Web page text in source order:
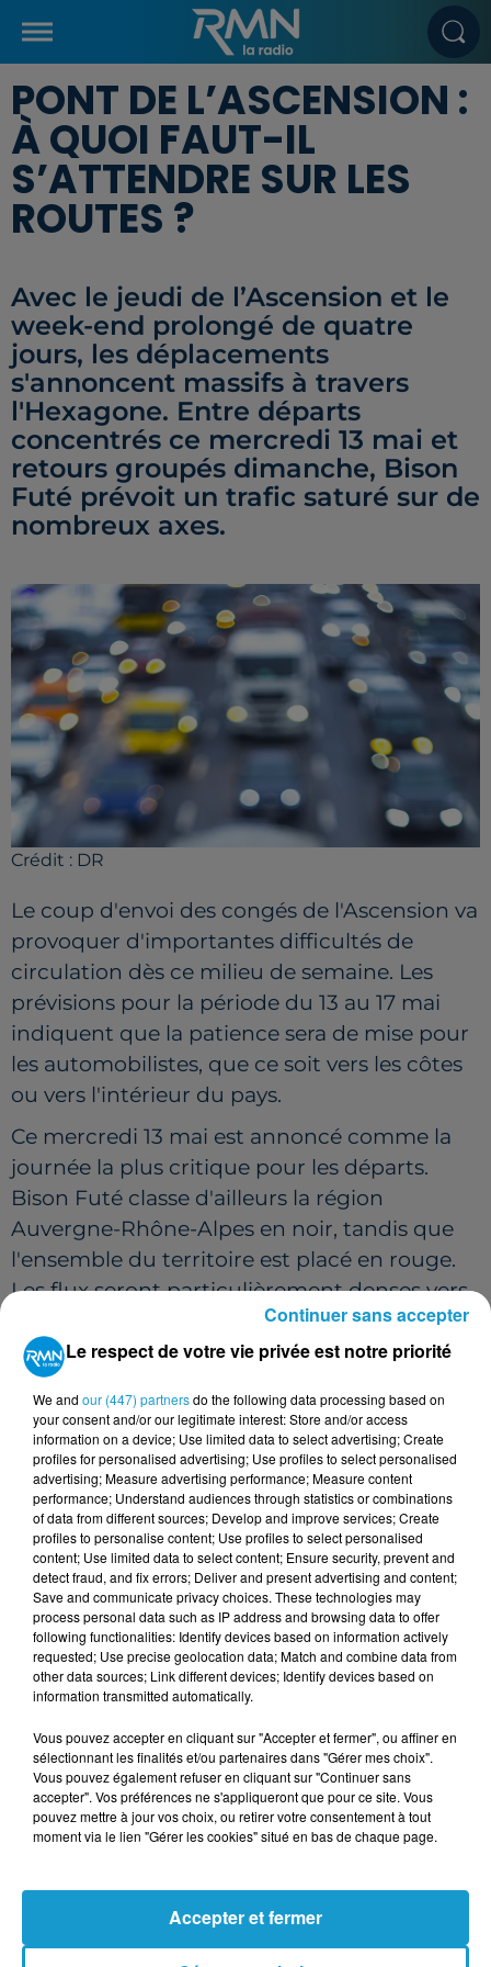
PONT DE L’ASCENSION :
À QUOI FAUT-IL
S’ATTENDRE SUR LES
ROUTES ?
Avec le jeudi de l’Ascension et le
week-end prolongé de quatre
jours, les déplacements
s'annoncent massifs à travers
l'Hexagone. Entre départs
concentrés ce mercredi 13 mai et
retours groupés dimanche, Bison
Futé prévoit un trafic saturé sur de
nombreux axes.
Crédit : DR
Le coup d'envoi des congés de l'Ascension va
provoquer d'importantes difficultés de
circulation dès ce milieu de semaine. Les
prévisions pour la période du 13 au 17 mai
indiquent que la patience sera de mise pour
les automobilistes, que ce soit vers les côtes
ou vers l'intérieur du pays.
Ce mercredi 13 mai est annoncé comme la
journée la plus critique pour les départs.
Bison Futé classe d'ailleurs la région
Auvergne-Rhône-Alpes en noir, tandis que
l'ensemble du territoire est placé en rouge.
Les flux seront particulièrement denses vers
la Normandie, la côte Atlantique, la façade
méditerranéenne et les frontières du Nord-
Est.
Cet élément est masqué compte-tenu du refus
du dépôt de cookies que vous avez exprimé. Si
vous souhaitez l'afficher, merci de nous donner
votre accord en cliquant sur le bouton ci-
dessous.
Afficher l'élément
Si le reste de la France repasse en orange ce
jeudi 14 mai, le Nord et le Grand Ouest
restent en rouge pour le sens des départs.
L'autoroute A13 devrait connaître une forte
affluence dès le début de journée.
samedi, la journée du dimanche 17 mai
marquera la fin du pont avec une vigilance
rouge étendue à toute la France pour les
Le respect de votre vie privée est notre priorité
We and our (447) partnersdo the following data processing based on
your consent and/or our legitimate interest: Store and/or access
information on a device; Use limited data to select advertising; Create
profiles for personalised advertising; Use profiles to select personalised
advertising; Measure advertising performance; Measure content
performance; Understand audiences through statistics or combinations
of data from different sources; Develop and improve services; Create
profiles to personalise content; Use profiles to select personalised
content; Use limited data to select content; Ensure security, prevent and
detect fraud, and fix errors; Deliver and present advertising and content;
Save and communicate privacy choices. These technologies may
process personal data such as IP address and browsing data to offer
following functionalities: Identify devices based on information actively
requested; Use precise geolocation data; Match and combine data from
other data sources; Link different devices; Identify devices based on
information transmitted automatically.
Vous pouvez accepter en cliquant sur "Accepter et fermer", ou affiner en
sélectionnant les finalités et/ou partenaires dans "Gérer mes choix".
Vous pouvez également refuser en cliquant sur "Continuer sans
accepter". Vos préférences ne s'appliqueront que pour ce site. Vous
pouvez mettre à jour vos choix, ou retirer votre consentement à tout
moment via le lien "Gérer les cookies" situé en bas de chaque page.
Accepter et fermer
Continuer sans accepter